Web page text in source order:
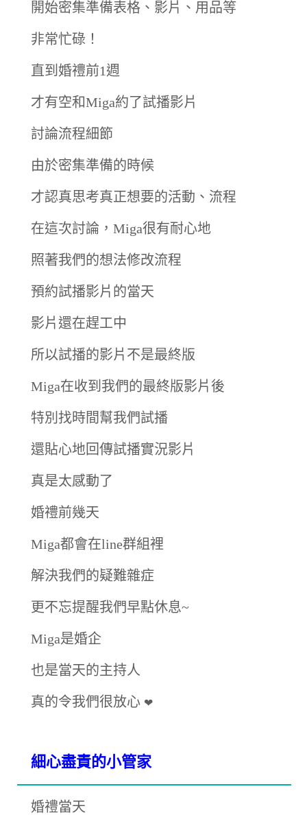
開始密集準備表格、影片、用品等
非常忙碌！
直到婚禮前1週
才有空和Miga約了試播影片
討論流程細節
由於密集準備的時候
才認真思考真正想要的活動、流程
在這次討論，Miga很有耐心地
照著我們的想法修改流程
預約試播影片的當天
影片還在趕工中
所以試播的影片不是最終版
Miga在收到我們的最終版影片後
特別找時間幫我們試播
還貼心地回傳試播實況影片
真是太感動了
婚禮前幾天
Miga都會在line群組裡
解決我們的疑難雜症
更不忘提醒我們早點休息~
Miga是婚企
也是當天的主持人
真的令我們很放心 ❤
細心盡責的小管家
婚禮當天